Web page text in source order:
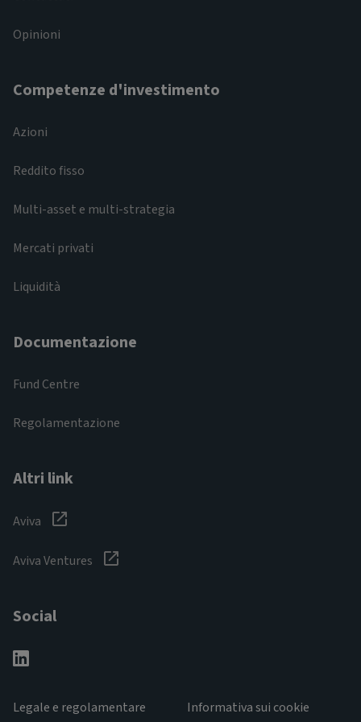
Opinioni
Competenze d'investimento
Azioni
Reddito fisso
Multi-asset e multi-strategia
Mercati privati
Liquidità
Documentazione
Fund Centre
Regolamentazione
Altri link
Aviva
Aviva Ventures
Social
Legale e regolamentare Informativa sui cookie